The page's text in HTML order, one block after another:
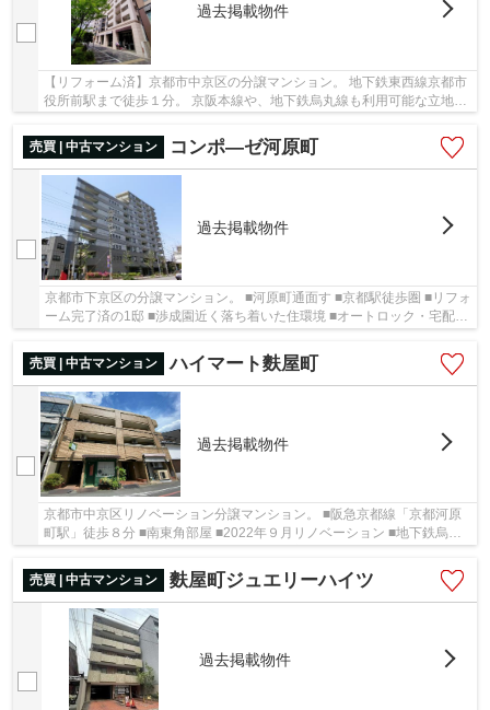
過去掲載物件
【リフォーム済】京都市中京区の分譲マンション。 地下鉄東西線京都市
役所前駅まで徒歩１分。 京阪本線や、地下鉄烏丸線も利用可能な立地。
売買 | 中古マンション
コンポ―ゼ河原町
過去掲載物件
京都市下京区の分譲マンション。 ■河原町通面す ■京都駅徒歩圏 ■リフォ
ーム完了済の1邸 ■渉成園近く落ち着いた住環境 ■オートロック・宅配ボ
売買 | 中古マンション
ハイマート麩屋町
過去掲載物件
京都市中京区リノベーション分譲マンション。 ■阪急京都線「京都河原
町駅」徒歩８分 ■南東角部屋 ■2022年９月リノベーション ■地下鉄烏丸
売買 | 中古マンション
麩屋町ジュエリーハイツ
過去掲載物件